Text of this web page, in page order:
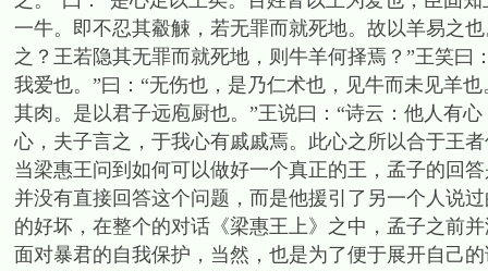
一牛。即不忍其觳觫，若无罪而就死地。故以羊易之
之？王若隐其无罪而就死地，则牛羊何择焉？”王笑
我爱也。”曰：“无伤也，是乃仁术也，见牛而未见羊
其肉。是以君子远庖厨也。”王说曰：“诗云：他人有
心，夫子言之，于我心有戚戚焉。此心之所以合于王者
当梁惠王问到如何可以做好一个真正的王，孟子的回
并没有直接回答这个问题，而是他援引了另一个人说
的好坏，在整个的对话《梁惠王上》之中，孟子之前
面对暴君的自我保护，当然，也是为了便于展开自己